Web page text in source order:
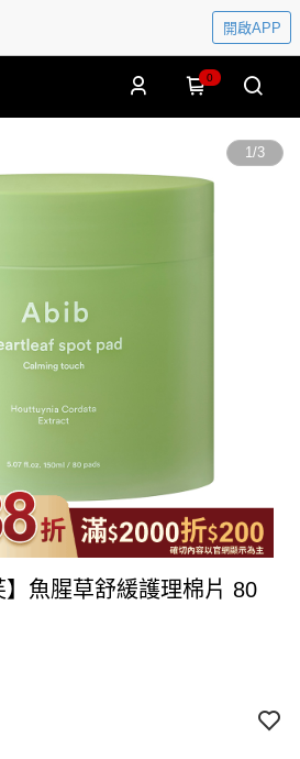
開啟APP
0
1/3
魚腥草舒緩護理棉片 80